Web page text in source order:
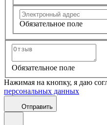
Обязательное поле
Обязательное поле
Нажимая на кнопку, я даю
персональных данных
Отправить